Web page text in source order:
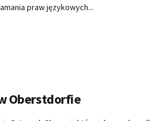
praw językowych...
Oberstdorfie